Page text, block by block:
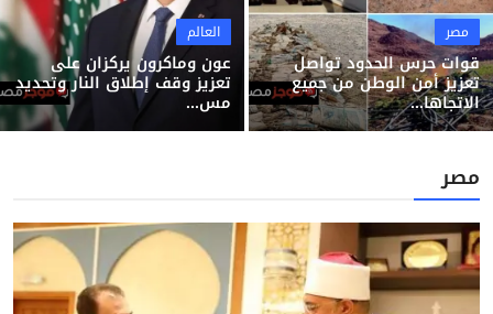
مصر
قوات حرس الحدود تواصل
تعزيز أمن الوطن من جميع
الاتجاها...
العالم
عون وماكرون يركزان على
تعزيز وقف إطلاق النار وتحديد
مس...
مصر